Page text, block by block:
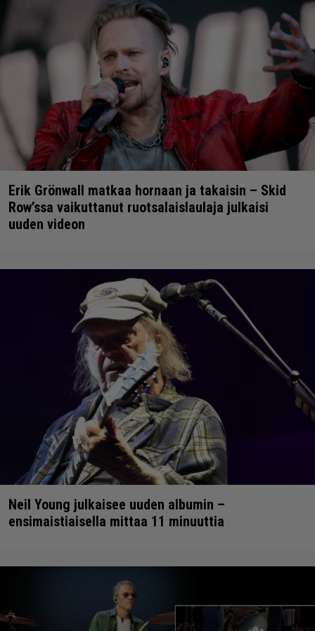
Erik Grönwall matkaa hornaan ja takaisin – Skid
Row’ssa vaikuttanut ruotsalaislaulaja julkaisi
uuden videon
Neil Young julkaisee uuden albumin –
ensimaistiaisella mittaa 11 minuuttia